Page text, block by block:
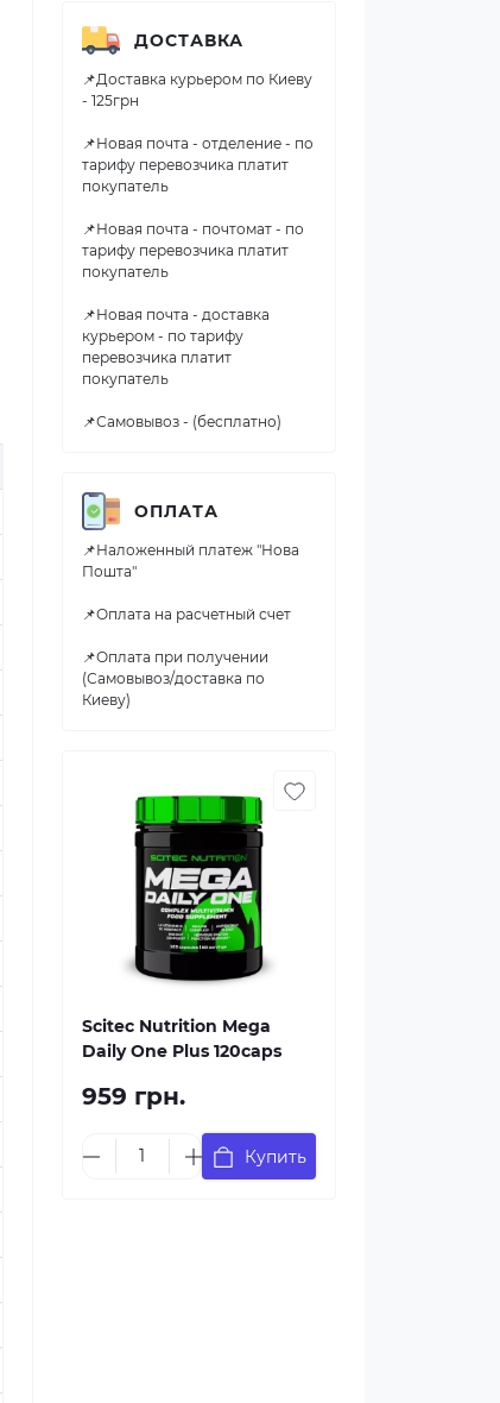
ДОСТАВКА
📌Доставка курьером по Киеву
- 125грн
📌Новая почта - отделение - по
тарифу перевозчика платит
покупатель
📌Новая почта - почтомат - по
тарифу перевозчика платит
покупатель
📌Новая почта - доставка
курьером - по тарифу
перевозчика платит
покупатель
📌Самовывоз - (бесплатно)
ОПЛАТА
📌Наложенный платеж "Нова
Пошта"
📌Оплата на расчетный счет
📌Оплата при получении
(Самовывоз/доставка по
Киеву)
Scitec Nutrition Mega
Daily One Plus 120caps
959 грн.
Купить